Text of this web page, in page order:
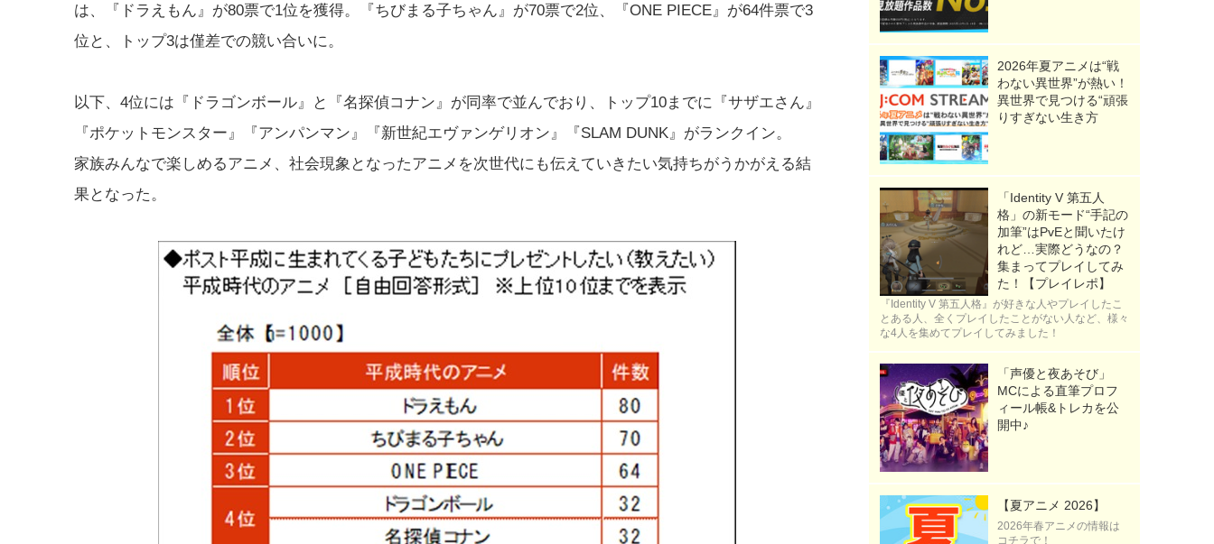
は、『ドラえもん』が80票で1位を獲得。『ちびまる子ちゃん』が70票で2位、『ONE PIECE』が64件票で3
位と、トップ3は僅差での競い合いに。
以下、4位には『ドラゴンボール』と『名探偵コナン』が同率で並んでおり、トップ10までに『サザエさん』
『ポケットモンスター』『アンパンマン』『新世紀エヴァンゲリオン』『SLAM DUNK』がランクイン。
家族みんなで楽しめるアニメ、社会現象となったアニメを次世代にも伝えていきたい気持ちがうかがえる結
果となった。
2026年夏アニメは“戦
わない異世界”が熱い！
異世界で見つける“頑張
りすぎない生き方
「Identity V 第五人
格」の新モード“手記の
加筆”はPvEと聞いたけ
れど…実際どうなの？
集まってプレイしてみ
た！【プレイレポ】
『Identity V 第五人格』が好きな人やプレイしたこ
とある人、全くプレイしたことがない人など、様々
な4人を集めてプレイしてみました！
「声優と夜あそび」
MCによる直筆プロフ
ィール帳&トレカを公
開中♪
【夏アニメ 2026】
2026年春アニメの情報は
コチラで！